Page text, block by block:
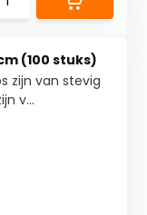
(100 stuks)
zijn van stevig
v...